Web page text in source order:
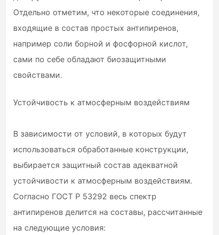
Отдельно отметим, что некоторые соединения,
входящие в состав простых антипиренов,
например соли борной и фосфорной кислот,
сами по себе обладают биозащитными
свойствами.
Устойчивость к атмосферным воздействиям
В зависимости от условий, в которых будут
использоваться обработанные конструкции,
выбирается защитный состав адекватной
устойчивости к атмосферным воздействиям.
Согласно ГОСТ Р 53292 весь спектр
антипиренов делится на составы, рассчитанные
на следующие условия: